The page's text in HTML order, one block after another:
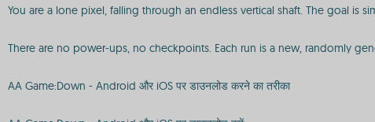
You are a lone pixel, falling through an endless vertical shaft. The goal is
There are no power-ups, no checkpoints. Each run is a new, randomly
AA Game:Down - Android और iOS पर डाउनलोड करने का तरीका